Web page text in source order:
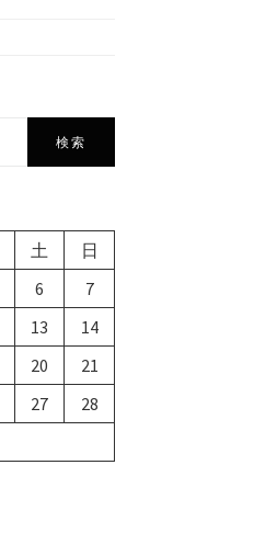
検索
土
日
6
7
13
14
20
21
27
28